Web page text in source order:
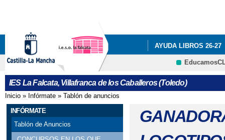
AYUDA LIBROS 26-27
NUESTRO CENTRO
PROGRAMA
EDUCACIÓN QUÉ
CRFP
IES La Falcata, Villafranca de los Caballeros (Toledo)
Se encuentra usted aquí
Inicio » Infórmate » Tablón de anuncios
INFÓRMATE
Tablón de Anuncios